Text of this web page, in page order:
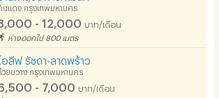
นแดง กรุงเทพมหานคร
- 12,000 บาท/เดือน
ห่างออกไป 800 เมตร
อลีฟ รัชดา-ลาดพร้าว
วยขวาง กรุงเทพมหานคร
- 7,000 บาท/เดือน